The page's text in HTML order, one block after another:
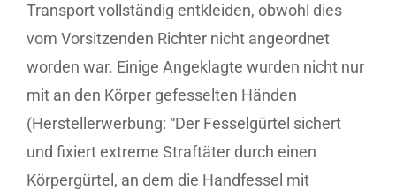
Transport vollständig entkleiden, obwohl dies
vom Vorsitzenden Richter nicht angeordnet
worden war. Einige Angeklagte wurden nicht nur
mit an den Körper gefesselten Händen
(Herstellerwerbung: “Der Fesselgürtel sichert
und fixiert extreme Straftäter durch einen
Körpergürtel, an dem die Handfessel mit